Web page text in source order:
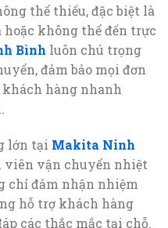
thể thiếu, đặc biệt là
không thể đến trực
Bình luôn chú trọng
đảm bảo mọi đơn
khách hàng nhanh
lớn tại Makita Ninh
viên vận chuyển nhiệt
chỉ đảm nhận nhiệm
hỗ trợ khách hàng
các thắc mắc tại chỗ.